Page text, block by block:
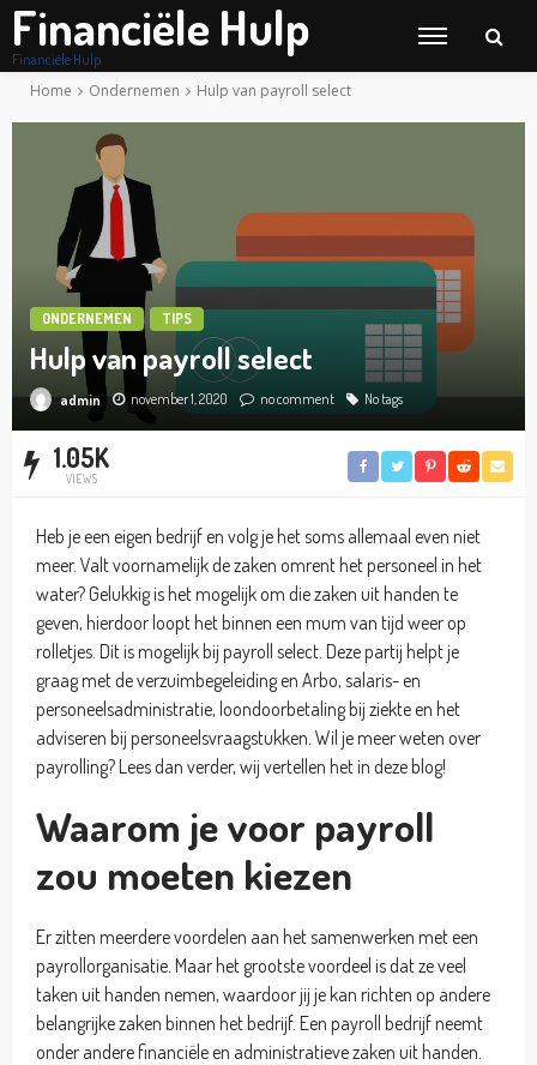
Financiële Hulp
Financiële Hulp
Home Ondernemen Hulp van payroll select
ONDERNEMEN TIPS
Hulp van payroll select
admin november 1, 2020 no comment No tags
1.05K
VIEWS
Heb je een eigen bedrijf en volg je het soms allemaal even niet
meer. Valt voornamelijk de zaken omrent het personeel in het
water? Gelukkig is het mogelijk om die zaken uit handen te
geven, hierdoor loopt het binnen een mum van tijd weer op
rolletjes. Dit is mogelijk bij payroll select. Deze partij helpt je
graag met de verzuimbegeleiding en Arbo, salaris- en
personeelsadministratie, loondoorbetaling bij ziekte en het
adviseren bij personeelsvraagstukken. Wil je meer weten over
payrolling? Lees dan verder, wij vertellen het in deze blog!
Waarom je voor payroll
zou moeten kiezen
Er zitten meerdere voordelen aan het samenwerken met een
payrollorganisatie. Maar het grootste voordeel is dat ze veel
taken uit handen nemen, waardoor jij je kan richten op andere
belangrijke zaken binnen het bedrijf. Een payroll bedrijf neemt
onder andere financiële en administratieve zaken uit handen.